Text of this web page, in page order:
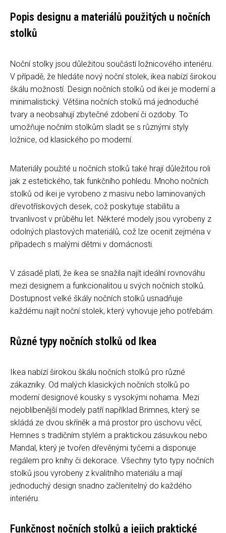
Popis designu a materiálů použitých u nočních
stolků
Noční stolky jsou důležitou součástí ložnicového interiéru.
V případě, že hledáte nový noční stolek, ikea nabízí širokou
škálu možností. Design nočních stolků od ikei je moderní a
minimalistický. Většina nočních stolků má jednoduché
tvary a neobsahují zbytečné zdobení či ozdoby. To
umožňuje nočním stolkům sladit se s různými styly
ložnice, od klasického po moderní.
Materiály použité u nočních stolků také hrají důležitou roli
jak z estetického, tak funkčního pohledu. Mnoho nočních
stolků od ikei je vyrobeno z masivu nebo laminovaných
dřevotřískových desek, což poskytuje stabilitu a
trvanlivost v průběhu let. Některé modely jsou vyrobeny z
odolných plastových materiálů, což lze ocenit zejména v
případech s malými dětmi v domácnosti.
V zásadě platí, že ikea se snažila najít ideální rovnováhu
mezi designem a funkcionalitou u svých nočních stolků.
Dostupnost velké škály nočních stolků usnadňuje
každému najít noční stolek, který vyhovuje jeho potřebám.
Různé typy nočních stolků od Ikea
Ikea nabízí širokou škálu nočních stolků pro různé
zákazníky. Od malých klasických nočních stolků po
moderní designové kousky s vysokými nohama. Mezi
nejoblíbenější modely patří například Brimnes, který se
skládá ze dvou skříněk a má prostor pro úschovu věcí,
Hemnes s tradičním stylém a praktickou zásuvkou nebo
Mandal, který je tvořen dřevěnými tyčemi a disponuje
regálem pro knihy či dekorace. Všechny tyto typy nočních
stolků jsou vyrobeny z kvalitního materiálu a mají
jednoduchý design snadno začlenitelný do každého
interiéru.
Funkčnost nočních stolků a jejich praktické